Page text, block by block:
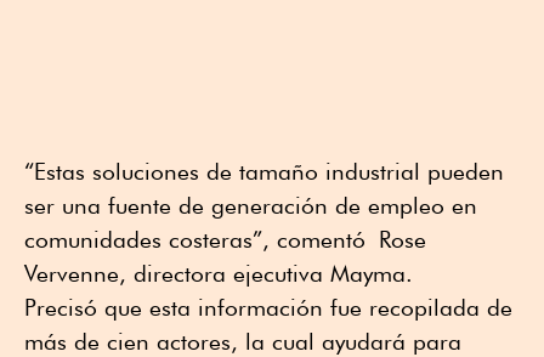
“Estas soluciones de tamaño industrial pueden
ser una fuente de generación de empleo en
comunidades costeras”, comentó Rose
Vervenne, directora ejecutiva Mayma.
Precisó que esta información fue recopilada de
más de cien actores, la cual ayudará para